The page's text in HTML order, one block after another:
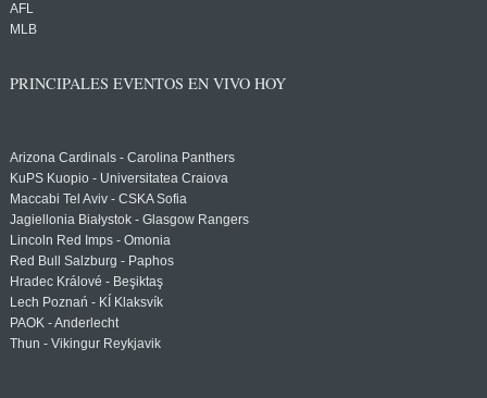
AFL
MLB
PRINCIPALES EVENTOS EN VIVO HOY
Arizona Cardinals - Carolina Panthers
KuPS Kuopio - Universitatea Craiova
Maccabi Tel Aviv - CSKA Sofia
Jagiellonia Białystok - Glasgow Rangers
Lincoln Red Imps - Omonia
Red Bull Salzburg - Paphos
Hradec Králové - Beşiktaş
Lech Poznań - KÍ Klaksvík
PAOK - Anderlecht
Thun - Vikingur Reykjavik